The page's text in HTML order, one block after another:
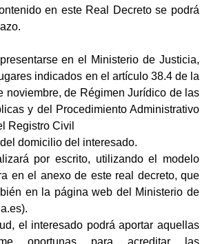
en este Real Decreto se podrá
en el Ministerio de Justicia,
indicados en el artículo 38.4 de la
noviembre, de Régimen Jurídico de las
y del Procedimiento Administrativo
Registro Civil
domicilio del interesado.
por escrito, utilizando el modelo
en el anexo de este real decreto, que
en la página web del Ministerio de
el interesado podrá aportar aquellas
oportunas para acreditar las